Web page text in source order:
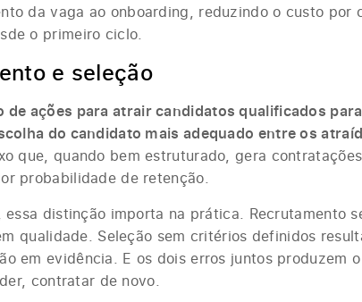
da vaga ao onboarding, reduzindo o custo por
o primeiro ciclo.
e seleção
de ações para atrair candidatos qualificados
do candidato mais adequado entre os
que, quando bem estruturado, gera
probabilidade de retenção.
essa distinção importa na prática. Recrutamento
qualidade. Seleção sem critérios definidos
em evidência. E os dois erros juntos produzem
contratar de novo.